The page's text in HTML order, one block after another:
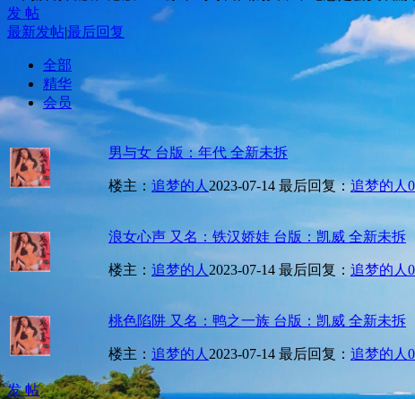
发 帖
最新发帖|最后回复
全部
精华
会员
男与女 台版：年代 全新未拆
楼主： 追梦的人2023-07-14 最后回复：追梦的人
浪女心声 又名：铁汉娇娃 台版：凯威 全新未拆
楼主： 追梦的人2023-07-14 最后回复： 追梦的人
桃色陷阱 又名：鸭之一族 台版：凯威 全新未拆
楼主： 追梦的人2023-07-14 最后回复： 追梦的人
发 帖